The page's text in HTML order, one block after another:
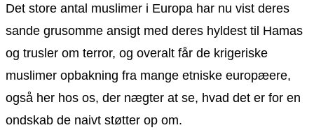
Det store antal muslimer i Europa har nu vist deres
sande grusomme ansigt med deres hyldest til Hamas
og trusler om terror, og overalt får de krigeriske
muslimer opbakning fra mange etniske europæere,
også her hos os, der nægter at se, hvad det er for en
ondskab de naivt støtter op om.